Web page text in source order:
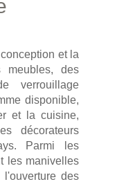
et la
meubles, des
verrouillage
disponible,
et la cuisine,
décorateurs
Parmi les
les manivelles
l'ouverture des